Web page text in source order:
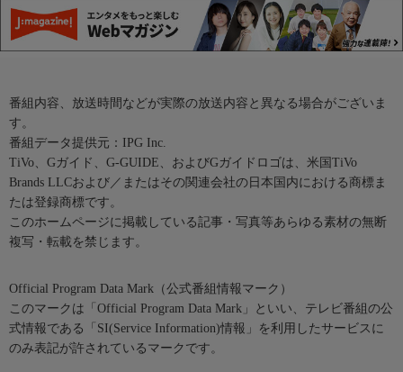
番組内容、放送時間などが実際の放送内容と異なる場合がございま
す。
番組データ提供元：IPG Inc.
TiVo、Gガイド、G-GUIDE、およびGガイドロゴは、米国TiVo
Brands LLCおよび／またはその関連会社の日本国内における商標ま
たは登録商標です。
このホームページに掲載している記事・写真等あらゆる素材の無断
複写・転載を禁じます。
Official Program Data Mark（公式番組情報マーク）
このマークは「Official Program Data Mark」といい、テレビ番組の公
式情報である「SI(Service Information)情報」を利用したサービスに
のみ表記が許されているマークです。